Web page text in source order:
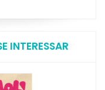
INTERESSAR